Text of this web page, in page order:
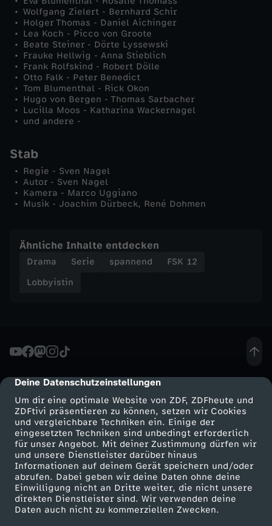
cmp-dialog-description
Deine Datenschutzeinstellungen
Um dir eine optimale Website von ZDF, ZDFheute und
ZDFtivi präsentieren zu können, setzen wir Cookies
und vergleichbare Techniken ein. Einige der
eingesetzten Techniken sind unbedingt erforderlich
für unser Angebot. Mit deiner Zustimmung dürfen wir
und unsere Dienstleister darüber hinaus
Informationen auf deinem Gerät speichern und/oder
abrufen. Dabei geben wir deine Daten ohne deine
Einwilligung nicht an Dritte weiter, die nicht unsere
direkten Dienstleister sind. Wir verwenden deine
Daten auch nicht zu kommerziellen Zwecken.
Wolfgang Zielert - Bernhard Schir
Holger Thomas - Daniel Aichinger
Lea Koch - Picco von Groote
Beate Steiner - Dörte Lyssewski
Frauke Hellwig - Anna Stieblich
Frank Rolfskind - Robert Dölle
Otto Falk - Peter Benedict
Tom Blumenthal - Rick Okon
Hugo von Bergen - Thomas Sarbacher
Lucilla Moos - Katharina Wackernagel
und andere -
Stab
Regie - Sven Nagel
Autor - Sven Nagel
Kamera - Marco Uggiano
Musik - Joachim Dürbeck, René Dohmen
Ähnliche Inhalte entdecken
Drama Serie spannend
FSK 12
Lobbyistin
Mehr ZDF
ZDF-Apps
Smart TV
ZDFtext
Service
ZDFmitreden
Kontakt zum ZDF
Tickets